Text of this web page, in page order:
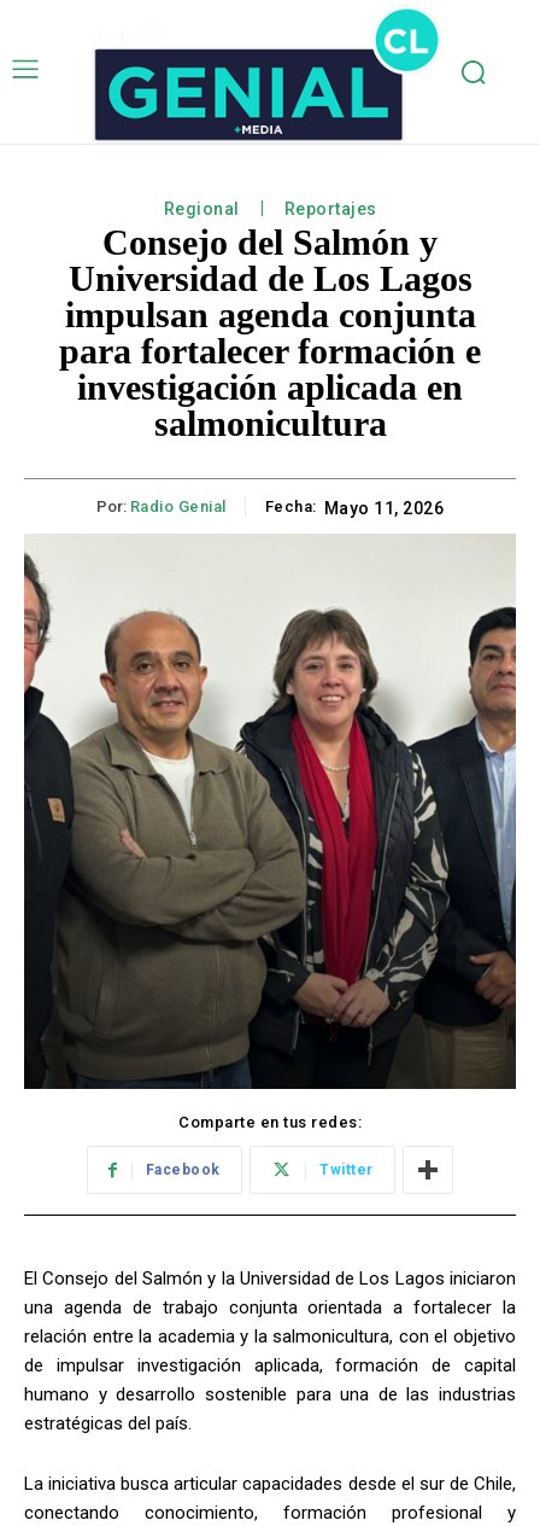
Regional Reportajes
Consejo del Salmón y
Universidad de Los Lagos
impulsan agenda conjunta
para fortalecer formación e
investigación aplicada en
salmonicultura
Por: Radio Genial Fecha: Mayo 11, 2026
Comparte en tus redes:
Facebook Twitter
El Consejo del Salmón y la Universidad de Los Lagos iniciaron
una agenda de trabajo conjunta orientada a fortalecer la
relación entre la academia y la salmonicultura, con el objetivo
de impulsar investigación aplicada, formación de capital
humano y desarrollo sostenible para una de las industrias
estratégicas del país.
La iniciativa busca articular capacidades desde el sur de Chile,
conectando conocimiento, formación profesional y